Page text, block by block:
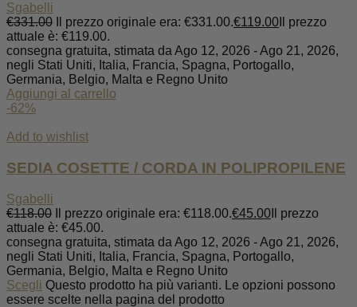
Sgabelli
€331.00 Il prezzo originale era: €331.00.€119.00 Il prezzo
attuale è: €119.00.
consegna gratuita, stimata da Ago 12, 2026 - Ago 21, 2026,
negli Stati Uniti, Italia, Francia, Spagna, Portogallo,
Germania, Belgio, Malta e Regno Unito
Aggiungi al carrello
-62%
Add to wishlist
SEDIA COSETTE / CORDA IN POLIPROPILENE
Sgabelli
€118.00 Il prezzo originale era: €118.00.€45.00 Il prezzo
attuale è: €45.00.
consegna gratuita, stimata da Ago 12, 2026 - Ago 21, 2026,
negli Stati Uniti, Italia, Francia, Spagna, Portogallo,
Germania, Belgio, Malta e Regno Unito
Scegli Questo prodotto ha più varianti. Le opzioni possono
essere scelte nella pagina del prodotto